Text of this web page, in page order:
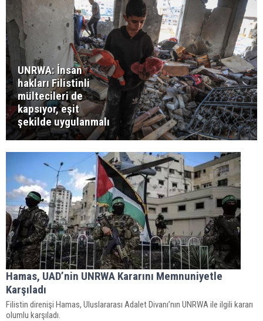
UNRWA: İnsan
hakları Filistinli
mültecileri de
kapsıyor, eşit
şekilde uygulanmalı
Hamas, UAD’nin UNRWA Kararını Memnuniyetle
Karşıladı
Filistin direnişi Hamas, Uluslararası Adalet Divanı’nın UNRWA ile ilgili kararı
olumlu karşıladı.